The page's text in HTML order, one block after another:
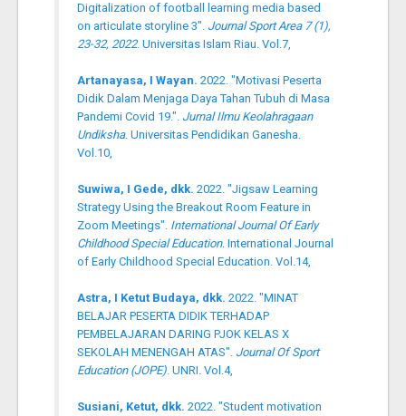
Digitalization of football learning media based
on articulate storyline 3". Journal Sport Area 7 (1),
23-32, 2022. Universitas Islam Riau. Vol.7,
Artanayasa, I Wayan. 2022. "Motivasi Peserta
Didik Dalam Menjaga Daya Tahan Tubuh di Masa
Pandemi Covid 19.". Jurnal Ilmu Keolahragaan
Undiksha. Universitas Pendidikan Ganesha.
Vol.10,
Suwiwa, I Gede, dkk. 2022. "Jigsaw Learning
Strategy Using the Breakout Room Feature in
Zoom Meetings". International Journal Of Early
Childhood Special Education. International Journal
of Early Childhood Special Education. Vol.14,
Astra, I Ketut Budaya, dkk. 2022. "MINAT
BELAJAR PESERTA DIDIK TERHADAP
PEMBELAJARAN DARING PJOK KELAS X
SEKOLAH MENENGAH ATAS". Journal Of Sport
Education (JOPE). UNRI. Vol.4,
Susiani, Ketut, dkk. 2022. "Student motivation